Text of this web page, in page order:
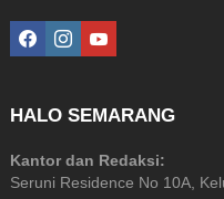
facebookinstagramyoutube
HALO SEMARANG
Kantor dan Redaksi:
Seruni Residence No 10A,